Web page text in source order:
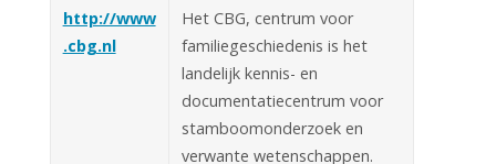
http://www
.cbg.nl
Het CBG, centrum voor
familiegeschiedenis is het
landelijk kennis- en
documentatiecentrum voor
stamboomonderzoek en
verwante wetenschappen.